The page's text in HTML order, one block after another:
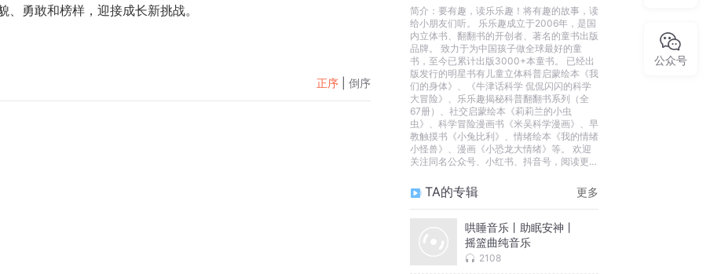
勇敢和榜样，迎接成长新挑战。
正序 倒序
简介： 要有趣，读乐乐趣！将有趣的故事，读
给小朋友们听。 乐乐趣成立于2006年，是国
内立体书、翻翻书的开创者、著名的童书出版
品牌。 致力于为中国孩子做全球最好的童
书，至今已累计出版3000+本童书。 已经出
版发行的明星书有儿童立体科普启蒙绘本《我
们的身体》、《牛津话科学 侃侃闪闪的科学
大冒险》、乐乐趣揭秘科普翻翻书系列（全
67册）、社交启蒙绘本《莉莉兰的小虫
虫》、科学冒险漫画书《米吴科学漫画》、早
教触摸书《小兔比利》、情绪绘本《我的情绪
小怪兽》、漫画《小恐龙大情绪》等。 欢迎
关注同名公众号、小红书、抖音号，阅读更多
TA的专辑 更多
哄睡音乐丨助眠安神丨
摇篮曲纯音乐
2108
公众号